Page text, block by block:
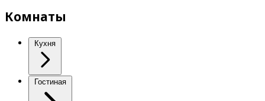
Комнаты
Кухня
Гостиная